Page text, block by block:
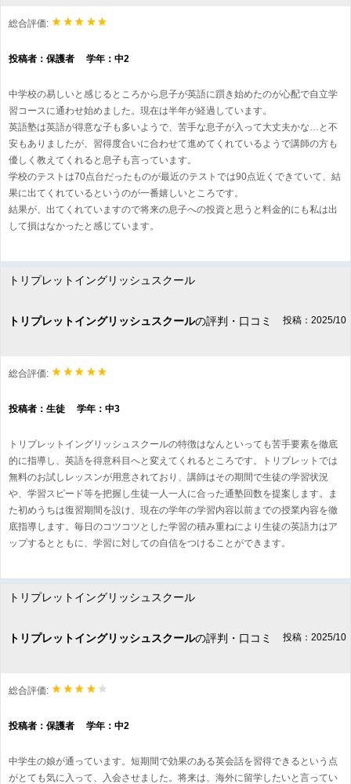
総合評価:
投稿者：保護者 学年：中2
中学校の易しいと感じるところから息子が英語に躓き始めたのが心配で自立学
習コースに通わせ始めました。現在は半年が経過しています。
英語塾は英語が得意な子も多いようで、苦手な息子が入って大丈夫かな…と不
安もありましたが、習得度合いに合わせて進めてくれているようで講師の方も
優しく教えてくれると息子も言っています。
学校のテストは70点台だったものが最近のテストでは90点近くできていて、結
果に出てくれているというのが一番嬉しいところです。
結果が、出てくれていますので将来の息子への投資と思うと料金的にも私は出
して損はなかったと感じています。
トリプレットイングリッシュスクール
トリプレットイングリッシュスクールの評判・口コミ 投稿：2025/10
総合評価:
投稿者：生徒 学年：中3
トリプレットイングリッシュスクールの特徴はなんといっても苦手要素を徹底
的に指導し、英語を得意科目へと変えてくれるところです。トリプレットでは
無料のお試しレッスンが用意されており、講師はその期間で生徒の学習状況
や、学習スピード等を把握し生徒一人一人に合った通塾回数を提案します。ま
た初めうちは復習期間を設け、現在の学年の学習内容以前までの授業内容を徹
底指導します。毎日のコツコツとした学習の積み重ねにより生徒の英語力はア
ップするとともに、学習に対しての自信をつけることができます。
トリプレットイングリッシュスクール
トリプレットイングリッシュスクールの評判・口コミ 投稿：2025/10
総合評価:
投稿者：保護者 学年：中2
中学生の娘が通っています。短期間で効果のある英会話を習得できるという点
がとても気に入って、入会させました。将来は、海外に留学したいと言ってい